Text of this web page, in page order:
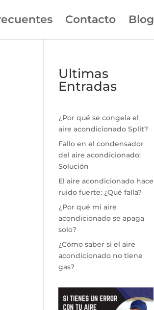
Contacto Blog
Ultimas
Entradas
¿Por qué se congela el
aire acondicionado Split?
Fallo en el condensador
del aire acondicionado:
Solución
El aire acondicionado hace
ruido fuerte: ¿Qué falla?
¿Por qué mi aire
acondicionado se apaga
solo?
¿Cómo saber si el aire
acondicionado no tiene
gas?